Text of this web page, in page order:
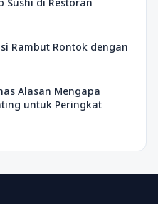
Rambut Rontok dengan
Alasan Mengapa
untuk Peringkat